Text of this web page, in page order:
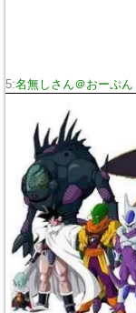
5:名無しさん＠おーぷん